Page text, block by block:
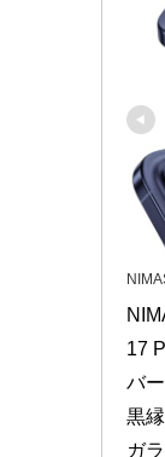
17
バ
黒
ガ